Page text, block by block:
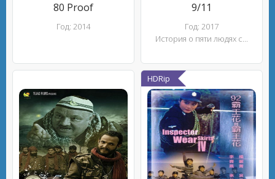
80 Proof
Год: 2014
9/11
Год: 2017
История о пяти людях с...
HDRip